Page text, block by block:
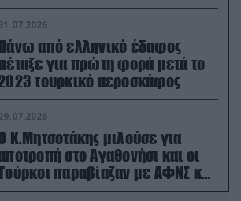
από ελληνικό έδαφος
για πρώτη φορά μετά το
τουρκικό αεροσκάφος
Κ.Μητσοτάκης μιλούσε για
στο Αγαθονήσι και οι
παραβίαζαν με ΑΦΝΣ και